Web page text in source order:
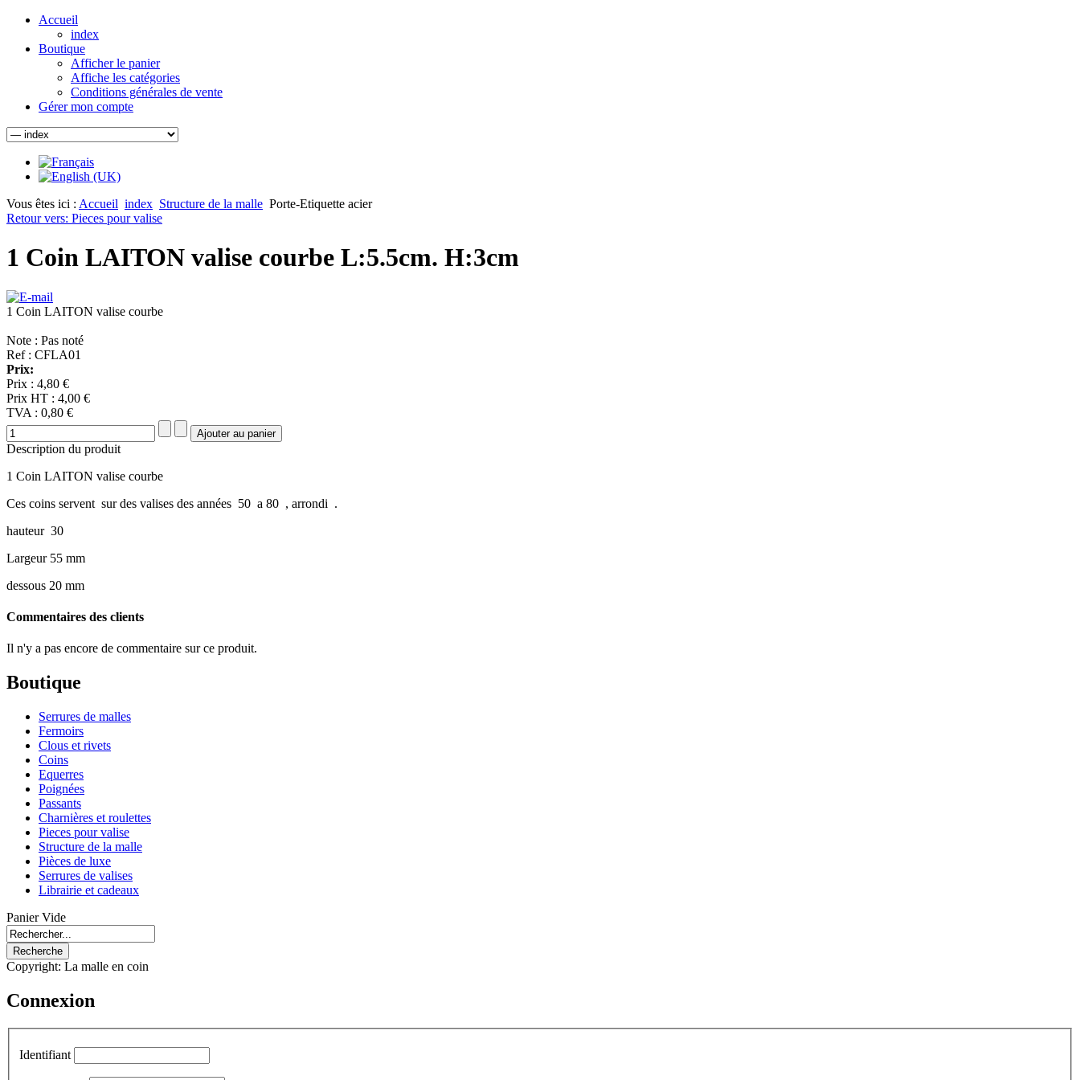
Accueil
index
Boutique
Afficher le panier
Affiche les catégories
Conditions générales de vente
Gérer mon compte
Vous êtes ici : Accueil index Structure de la malle Porte-Etiquette acier
Retour vers: Pieces pour valise
1 Coin LAITON valise courbe L:5.5cm. H:3cm
1 Coin LAITON valise courbe
Note : Pas noté
Ref : CFLA01
Prix:
Prix : 4,80 €
Prix HT : 4,00 €
TVA : 0,80 €
Description du produit
1 Coin LAITON valise courbe
Ces coins servent sur des valises des années 50 a 80 , arrondi .
hauteur 30
Largeur 55 mm
dessous 20 mm
Commentaires des clients
Il n'y a pas encore de commentaire sur ce produit.
Boutique
Serrures de malles
Fermoirs
Clous et rivets
Coins
Equerres
Poignées
Passants
Charnières et roulettes
Pieces pour valise
Structure de la malle
Pièces de luxe
Serrures de valises
Librairie et cadeaux
Panier Vide
Copyright: La malle en coin
Connexion
Identifiant